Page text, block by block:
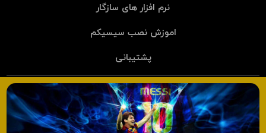
نرم افزار های سازگار
اموزش نصب سیسیکم
پشتیبانی